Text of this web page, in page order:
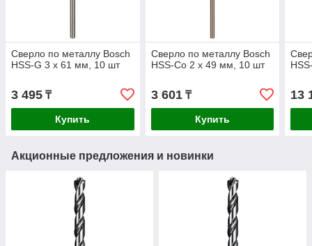
Сверло по металлу Bosch
HSS-G 3 x 61 мм, 10 шт
3 495 ₸
Купить
Сверло по металлу Bosch
HSS-Co 2 x 49 мм, 10 шт
3 601₸
Купить
13
Акционные предложения и новинки